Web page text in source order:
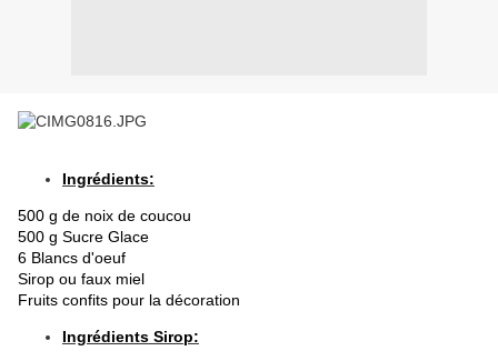
Ingrédients:
500 g de noix de coucou
500 g Sucre Glace
6 Blancs d'oeuf
Sirop ou faux miel
Fruits confits pour la décoration
Ingrédients Sirop: